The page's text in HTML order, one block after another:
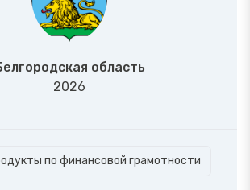
область
2026
по финансовой грамотности